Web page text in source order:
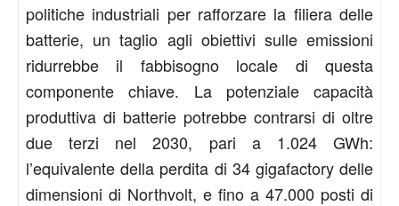
politiche industriali per rafforzare la filiera delle
batterie, un taglio agli obiettivi sulle emissioni
ridurrebbe il fabbisogno locale di questa
componente chiave. La potenziale capacità
produttiva di batterie potrebbe contrarsi di oltre
due terzi nel 2030, pari a 1.024 GWh:
l’equivalente della perdita di 34 gigafactory delle
dimensioni di Northvolt, e fino a 47.000 posti di